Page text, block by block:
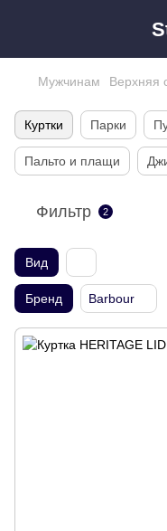
Мужчинам Верхняя
Куртки Парки
Пальто и плащи
Фильтр 2
Вид
Бренд Barbour